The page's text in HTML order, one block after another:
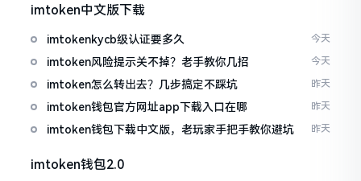
imtoken中文版下载
imtokenkycb级认证要多久 今天
imtoken风险提示关不掉？老手教你几招 今天
imtoken怎么转出去？几步搞定不踩坑 昨天
imtoken钱包官方网址app下载入口在哪 昨天
imtoken钱包下载中文版，老玩家手把手教你避坑 昨天
imtoken钱包2.0